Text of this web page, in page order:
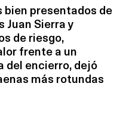
bien presentados de
Juan Sierra y
de riesgo,
frente a un
del encierro, dejó
más rotundas